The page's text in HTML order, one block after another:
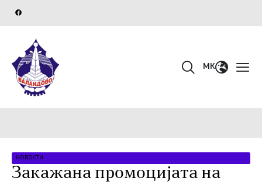
MK
НОВОСТИ
Закажана промоцијата на